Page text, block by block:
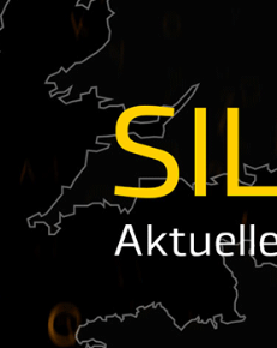
Zum
Inhalt
springen